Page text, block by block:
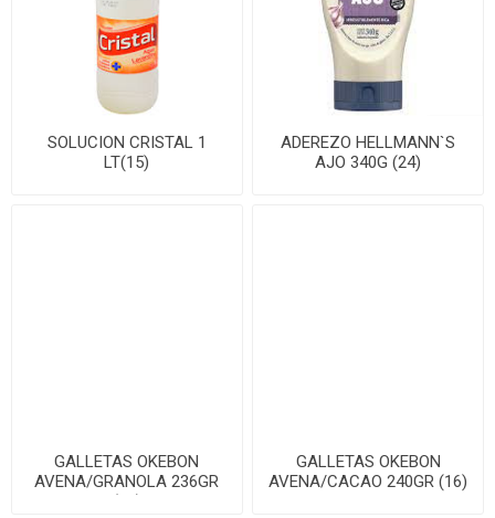
SOLUCION CRISTAL 1
LT(15)
ADEREZO HELLMANN`S
AJO 340G (24)
GALLETAS OKEBON
AVENA/GRANOLA 236GR
(16)
GALLETAS OKEBON
AVENA/CACAO 240GR (16)